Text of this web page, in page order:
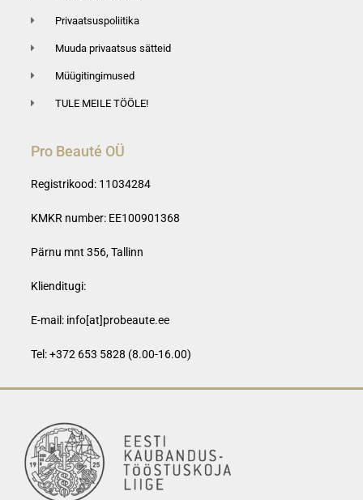
Privaatsuspoliitika
Muuda privaatsus sätteid
Müügitingimused
TULE MEILE TÖÖLE!
Pro Beauté OÜ
Registrikood: 11034284
KMKR number: EE100901368
Pärnu mnt 356, Tallinn
Klienditugi:
E-mail: info[at]probeaute.ee
Tel: +372 653 5828 (8.00-16.00)